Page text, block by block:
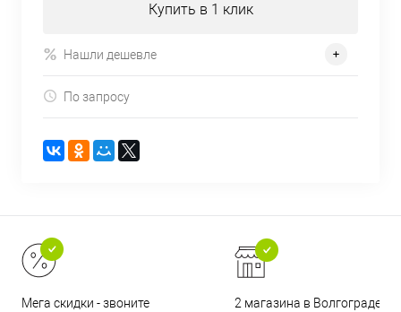
Купить в 1 клик
Нашли дешевле
По запросу
Мега скидки - звоните 2 магазина в Волгограде